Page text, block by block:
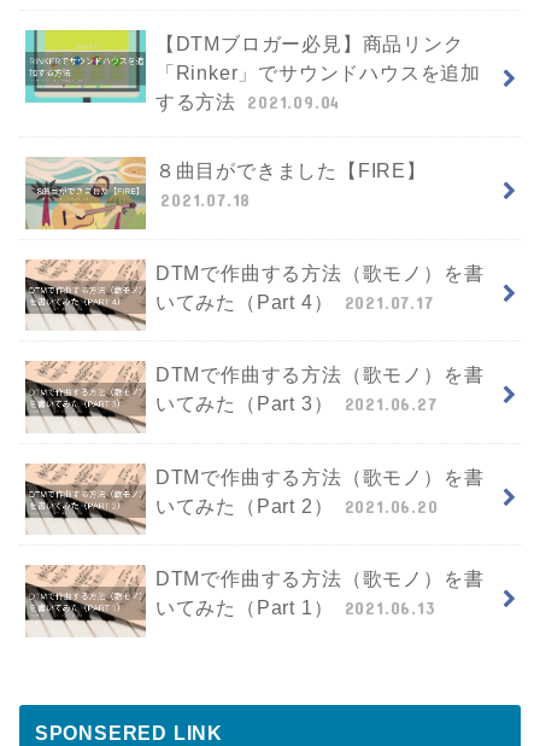
【DTMブロガー必見】商品リンク
「Rinker」でサウンドハウスを追加
する方法
2021.09.04
８曲目ができました【FIRE】
2021.07.18
DTMで作曲する方法（歌モノ）を書
いてみた（Part 4）
2021.07.17
DTMで作曲する方法（歌モノ）を書
いてみた（Part 3）
2021.06.27
DTMで作曲する方法（歌モノ）を書
いてみた（Part 2）
2021.06.20
DTMで作曲する方法（歌モノ）を書
いてみた（Part 1）
2021.06.13
SPONSERED LINK